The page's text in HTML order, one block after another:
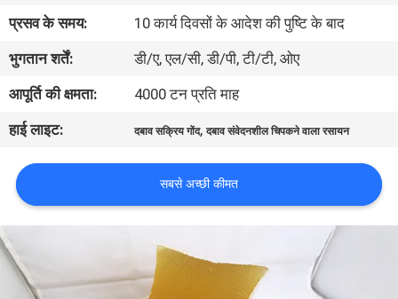
हमसे
संपर्क
करें
समाचार
मामले
एक
उद्धरण
प्रसव के समय:
10 कार्य दिवसों के आदेश की पुष्टि के बाद
भुगतान शर्तें:
डी/ए, एल/सी, डी/पी, टी/टी, ओए
आपूर्ति की क्षमता:
4000 टन प्रति माह
हाई लाइट:
दबाव सक्रिय गोंद,दबाव संवेदनशील चिपकने वाला रसायन
सबसे अच्छी कीमत